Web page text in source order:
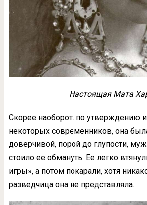
Настоящая Мата
Скорее наоборот, по утверждению
некоторых современников, она
доверчивой, порой до глупости,
стоило ее обмануть. Ее легко
игры», а потом покарали, хотя
разведчица она не представляла.